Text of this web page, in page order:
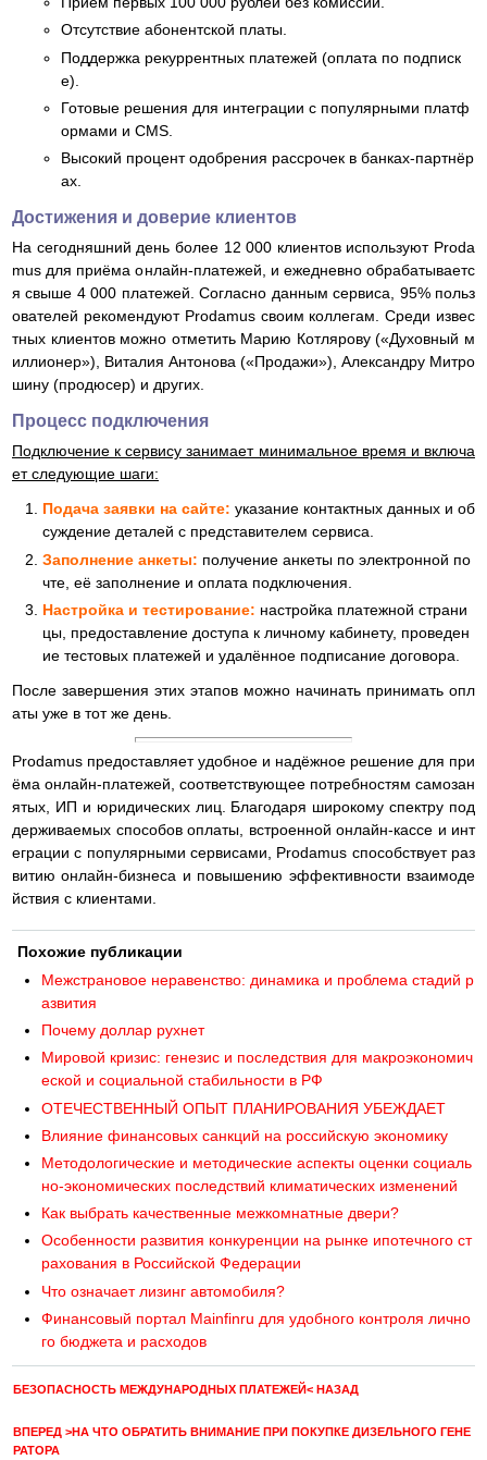
Отсутствие абонентской платы.​
Поддержка рекуррентных платежей (оплата по подписк
е).​
Готовые решения для интеграции с популярными платф
ормами и CMS.​
Высокий процент одобрения рассрочек в банках-партнёр
ах.​
Достижения и доверие клиентов
На сегодняшний день более 12 000 клиентов используют Proda
mus для приёма онлайн-платежей, и ежедневно обрабатываетс
я свыше 4 000 платежей. Согласно данным сервиса, 95% польз
ователей рекомендуют Prodamus своим коллегам. Среди извес
тных клиентов можно отметить Марию Котлярову («Духовный м
иллионер»), Виталия Антонова («Продажи»), Александру Митро
шину (продюсер) и других. ​
Процесс подключения
Подключение к сервису занимает минимальное время и включа
ет следующие шаги:​
Подача заявки на сайте: указание контактных данных и об
суждение деталей с представителем сервиса.​
Заполнение анкеты: получение анкеты по электронной по
чте, её заполнение и оплата подключения.​
Настройка и тестирование: настройка платежной страни
цы, предоставление доступа к личному кабинету, проведен
ие тестовых платежей и удалённое подписание договора.​
После завершения этих этапов можно начинать принимать опл
аты уже в тот же день. ​
Prodamus предоставляет удобное и надёжное решение для при
ёма онлайн-платежей, соответствующее потребностям самозан
ятых, ИП и юридических лиц. Благодаря широкому спектру под
держиваемых способов оплаты, встроенной онлайн-кассе и инт
еграции с популярными сервисами, Prodamus способствует раз
витию онлайн-бизнеса и повышению эффективности взаимоде
йствия с клиентами.​
Похожие публикации
Межстрановое неравенство: динамика и проблема стадий р
азвития
Почему доллар рухнет
Мировой кризис: генезис и последствия для макроэкономич
еской и социальной стабильности в РФ
ОТЕЧЕСТВЕННЫЙ ОПЫТ ПЛАНИРОВАНИЯ УБЕЖДАЕТ
Влияние финансовых санкций на российскую экономику
Методологические и методические аспекты оценки социаль
но-экономических последствий климатических изменений
Как выбрать качественные межкомнатные двери?
Особенности развития конкуренции на рынке ипотечного ст
рахования в Российской Федерации
Что означает лизинг автомобиля?
Финансовый портал Mainfinru для удобного контроля лично
го бюджета и расходов
БЕЗОПАСНОСТЬ МЕЖДУНАРОДНЫХ ПЛАТЕЖЕЙ< НАЗАД
ВПЕРЕД >НА ЧТО ОБРАТИТЬ ВНИМАНИЕ ПРИ ПОКУПКЕ ДИЗЕЛЬНОГО ГЕНЕ
РАТОРА